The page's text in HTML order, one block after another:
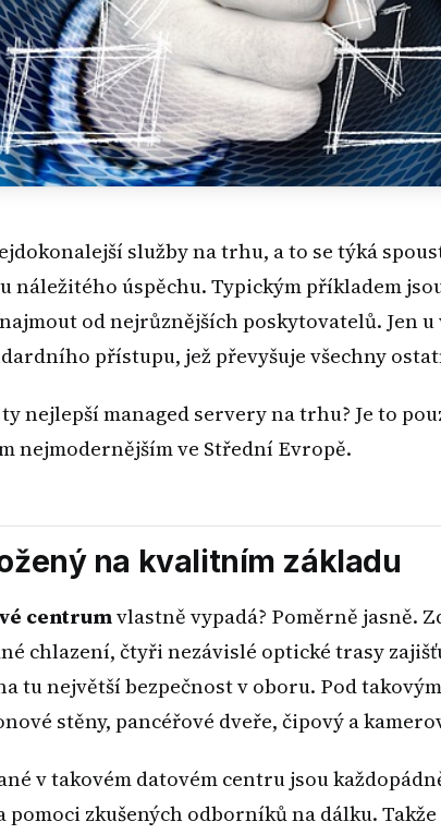
služby na trhu, a to se týká
náležitého úspěchu. Typickým příkladem
od nejrůznějších poskytovatelů. Jen
přístupu, jež převyšuje všechny
nejlepší managed servery na trhu? Je to
nejmodernějším ve Střední Evropě.
na kvalitním základu
centrumvlastně vypadá? Poměrně jasně.
chlazení, čtyři nezávislé optické trasy
tu největší bezpečnost v oboru. Pod
stěny, pancéřové dveře, čipový a
v takovém datovém centru jsou
pomoci zkušených odborníků na dálku.